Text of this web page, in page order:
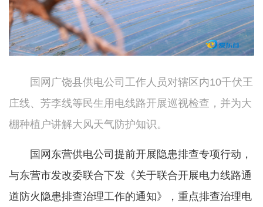
国网广饶县供电公司工作人员对辖区内10千伏王
庄线、芳李线等民生用电线路开展巡视检查，并为大
棚种植户讲解大风天气防护知识。
国网东营供电公司提前开展隐患排查专项行动，
与东营市发改委联合下发《关于联合开展电力线路通
道防火隐患排查治理工作的通知》，重点排查治理电